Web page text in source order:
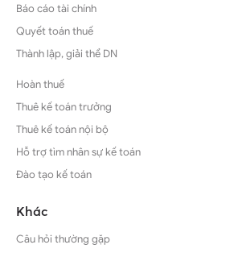
Báo cáo tài chính
Quyết toán thuế
Thành lập, giải thể DN
Hoàn thuế
Thuê kế toán trưởng
Thuê kế toán nội bộ
Hỗ trợ tìm nhân sự kế toán
Đào tạo kế toán
Khác
Câu hỏi thường gặp